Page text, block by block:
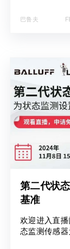
巴鲁夫
第二代状
基准
欢迎进入直
态监测传感